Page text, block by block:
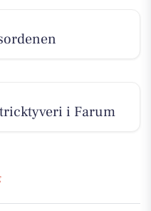
i Farum